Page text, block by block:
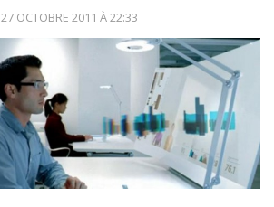
27 OCTOBRE 2011 À22:33